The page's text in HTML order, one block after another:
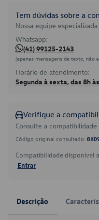
Tem dúvidas sobre a
Nossa equipe
Whatsapp:
(41) 99125-2143
(apenas mensagens de texto, não
Horário de atendimento:
Segunda à sexta, das 8h
Verifique a
Consulte a
Código original consultado:
Compatibilidade disponível
Entrar
Descrição